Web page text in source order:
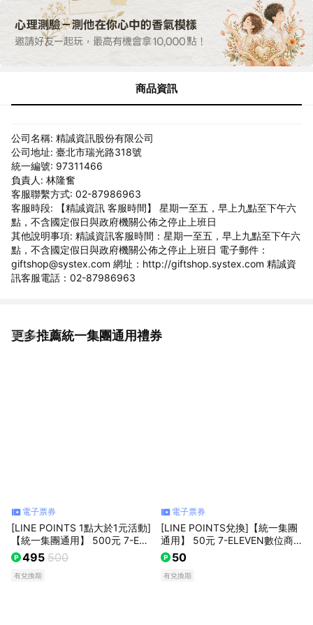
商品資訊
公司名稱: 精誠資訊股份有限公司
公司地址: 臺北市瑞光路318號
統一編號: 97311466
負責人: 林隆奮
客服聯繫方式: 02-87986963
客服時段: 【精誠資訊 客服時間】 星期一至五，早上九點至下午六
點，不含國定假日與政府機關公佈之停止上班日
其他說明事項: 精誠資訊客服時間：星期一至五，早上九點至下午六
點，不含國定假日與政府機關公佈之停止上班日 電子郵件：
giftshop@systex.com 網址：http://giftshop.systex.com 精誠資
訊客服電話：02-87986963
更多推薦統一集團通用禮券
看更多
電子票券
[LINE POINTS 1點大於1元活動]
【統一集團通用】 500元 7-ELE
VEN數位商品禮券 喜客券(輸入
序號後．可分次使用)
495 500
有兌換期
電子票券
[LINE POINTS兌換]【統一集團
通用】 50元 7-ELEVEN數位商
品禮券 喜客券(輸入序號後．可
分次使用)
50
有兌換期